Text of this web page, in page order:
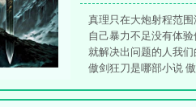
真理只在大炮射程范
自己暴力不足没有体
就解决出问题的人我
傲剑狂刀是哪部小说